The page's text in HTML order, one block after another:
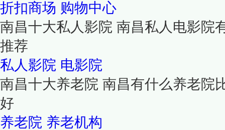
折扣商场 购物中心
南昌十大私人影院 南昌私人电影院
推荐
私人影院 电影院
南昌十大养老院 南昌有什么养老院
好
养老院 养老机构